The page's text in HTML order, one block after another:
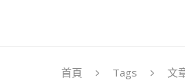
首頁 Tags 文